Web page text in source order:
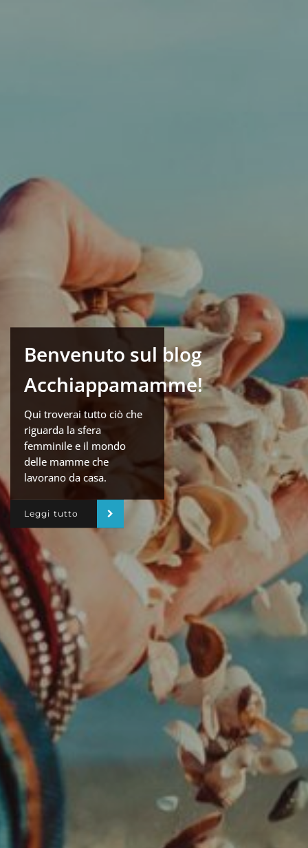
Benvenuto sul blog
Acchiappamamme!
Qui troverai tutto ciò che
riguarda la sfera
femminile e il mondo
delle mamme che
lavorano da casa.
Leggi tutto